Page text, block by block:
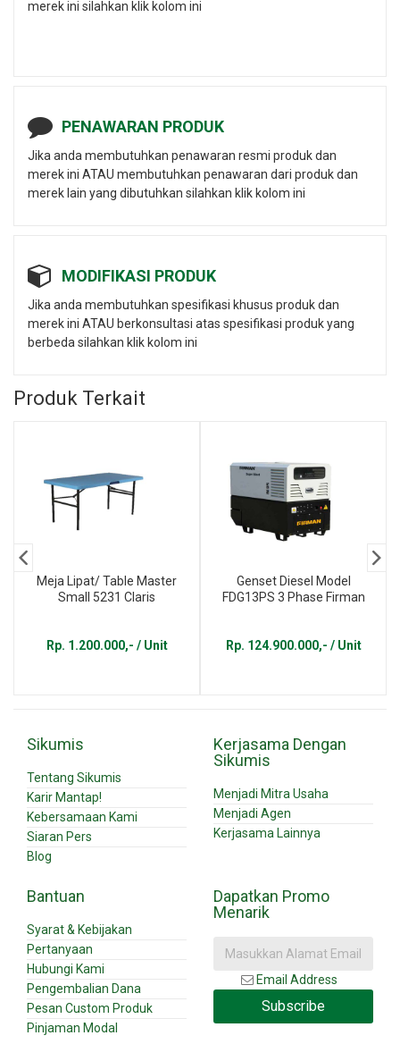
merek ini silahkan klik kolom ini
PENAWARAN PRODUK
Jika anda membutuhkan penawaran resmi produk dan
merek ini ATAU membutuhkan penawaran dari produk dan
merek lain yang dibutuhkan silahkan klik kolom ini
MODIFIKASI PRODUK
Jika anda membutuhkan spesifikasi khusus produk dan
merek ini ATAU berkonsultasi atas spesifikasi produk yang
berbeda silahkan klik kolom ini
Produk Terkait
Meja Lipat/ Table Master
Small 5231 Claris
Rp. 1.200.000,- / Unit
Genset Diesel Model
FDG13PS 3 Phase Firman
Rp. 124.900.000,- / Unit
Sikumis
Tentang Sikumis
Karir Mantap!
Kebersamaan Kami
Siaran Pers
Blog
Kerjasama Dengan
Sikumis
Menjadi Mitra Usaha
Menjadi Agen
Kerjasama Lainnya
Bantuan
Syarat & Kebijakan
Pertanyaan
Hubungi Kami
Pengembalian Dana
Pesan Custom Produk
Pinjaman Modal
Dapatkan Promo
Menarik
Email Address
Subscribe